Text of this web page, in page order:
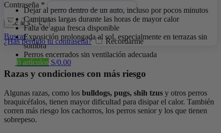
Contraseña *
Iniciar sesión
¿Has perdido tu contraseña? Recordarme
Buscar
0 artículos S/0.00
Dejar al perro dentro de un auto, incluso por pocos minutos
Caminatas largas durante las horas de mayor calor
Falta de agua fresca disponible
Exposición prolongada al sol, especialmente en terrazas sin
sombra
Perros encerrados sin ventilación adecuada
Razas y condiciones con más riesgo
Algunas razas, como los bulldogs, pugs, shih tzus y otros perros
braquicéfalos, tienen mayor dificultad para disipar el calor. También
corren más riesgo los cachorros, los perros senior y los que tienen
sobrepeso.